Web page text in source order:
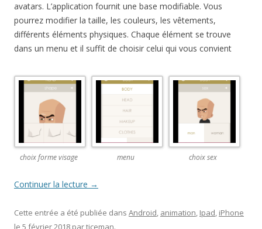
avatars. L’application fournit une base modifiable. Vous
pourrez modifier la taille, les couleurs, les vêtements,
différents éléments physiques. Chaque élément se trouve
dans un menu et il suffit de choisir celui qui vous convient
choix forme visage menu choix sex
Continuer la lecture →
Cette entrée a été publiée dans Android, animation, Ipad, iPhone
le 5 février 2018 particeman.